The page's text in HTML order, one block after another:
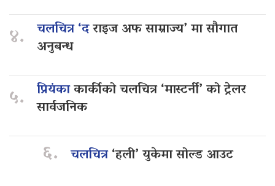
४. चलचित्र ‘दराइज अफ साम्राज्य’ मा सौगात
अनुबन्ध
५. प्रियंकाकार्कीको चलचित्र ‘मास्टर्नी’ को ट्रेलर
सार्वजनिक
६. चलचित्र‘हली’ युकेमा सोल्ड आउट